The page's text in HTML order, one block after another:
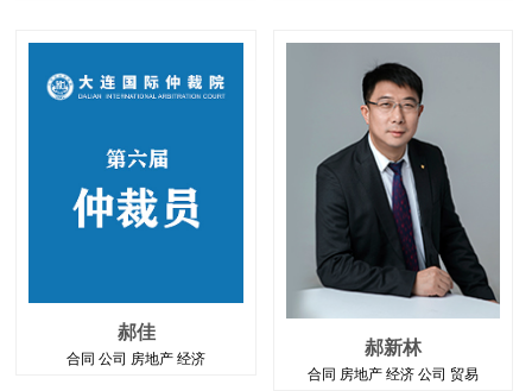
郝佳
合同 公司 房地产 经济
郝新林
合同 房地产 经济 公司 贸易